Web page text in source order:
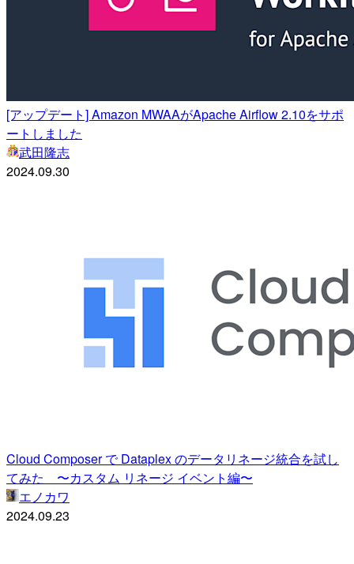
[アップデート] Amazon MWAAがApache Airflow 2.10をサポ
ートしました
武田隆志
2024.09.30
Cloud Composer で Dataplex のデータリネージ統合を試し
てみた 〜カスタム リネージ イベント編〜
エノカワ
2024.09.23